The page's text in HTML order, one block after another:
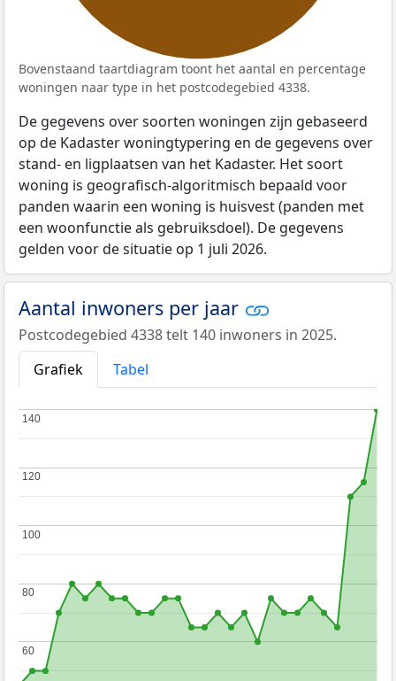
Bovenstaand taartdiagram toont het aantal en percentage
woningen naar type in het postcodegebied 4338.
De gegevens over soorten woningen zijn gebaseerd
op de Kadaster woningtypering en de gegevens over
stand- en ligplaatsen van het Kadaster. Het soort
woning is geografisch-algoritmisch bepaald voor
panden waarin een woning is huisvest (panden met
een woonfunctie als gebruiksdoel). De gegevens
gelden voor de situatie op 1 juli 2026.
Aantal inwoners per jaar
Postcodegebied 4338 telt 140 inwoners in 2025.
Grafiek
Tabel
60
60
80
80
100
100
120
120
140
140